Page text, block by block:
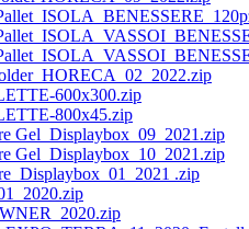
600x300.zip
800x45.zip
Gel_Displaybox_09_2021.zip
Gel_Displaybox_10_2021.zip
.zip